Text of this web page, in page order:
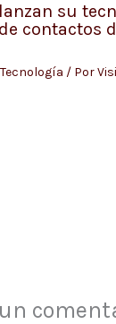
su
contactos
Tecnología / Por